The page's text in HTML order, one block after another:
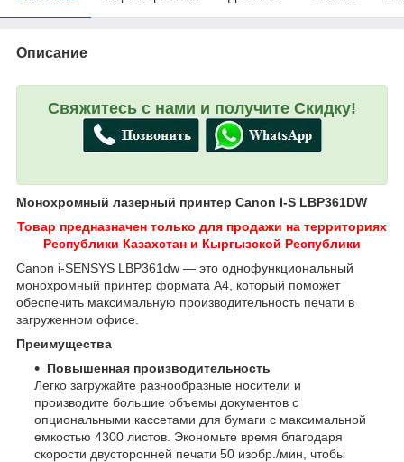
Описание
Свяжитесь с нами и получите Скидку!
Монохромный лазерный принтер Canon I-S LBP361DW
Товар предназначен только для продажи на территориях
Республики Казахстан и Кыргызской Республики
Canon i-SENSYS LBP361dw — это однофункциональный
монохромный принтер формата A4, который поможет
обеспечить максимальную производительность печати в
загруженном офисе.
Преимущества
Повышенная производительность
Легко загружайте разнообразные носители и
производите большие объемы документов с
опциональными кассетами для бумаги с максимальной
емкостью 4300 листов. Экономьте время благодаря
скорости двусторонней печати 50 изобр./мин, чтобы